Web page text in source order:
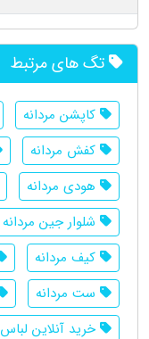
تگ های مرتبط
کاپشن مردانه
کفش مردانه
هودی مردانه
شلوار جین مردانه
کیف مردانه
ست مردانه
خرید آنلاین لباس